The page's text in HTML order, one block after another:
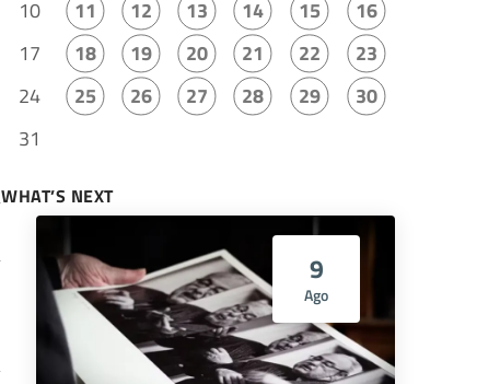
10
11 12 13 14 15
16
17
18 19 20 21 22
23
24
25 26 27 28 29
30
31
WHAT’S NEXT
9
Ago